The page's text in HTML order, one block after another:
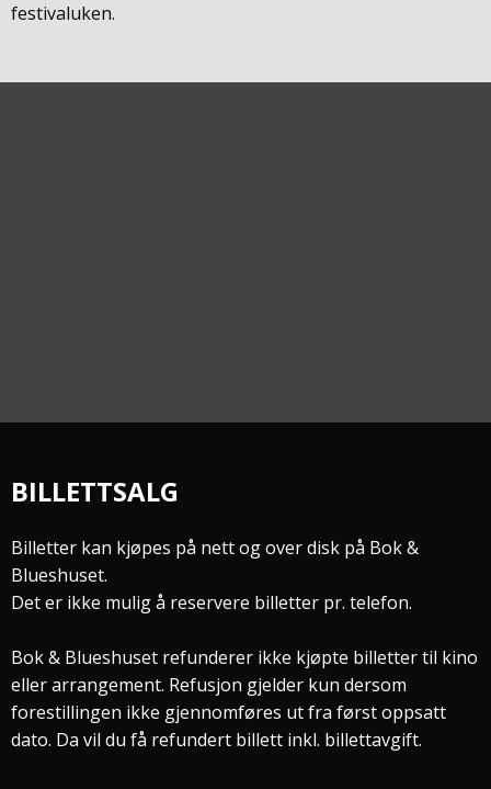
festivaluken.
BILLETTSALG
Billetter kan kjøpes på nett og over disk på Bok &
Blueshuset.
Det er ikke mulig å reservere billetter pr. telefon.
Bok & Blueshuset refunderer ikke kjøpte billetter til kino
eller arrangement. Refusjon gjelder kun dersom
forestillingen ikke gjennomføres ut fra først oppsatt
dato. Da vil du få refundert billett inkl. billettavgift.